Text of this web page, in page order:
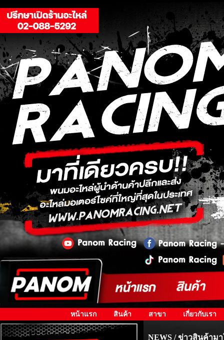
หน้าแรก สินค้า สาขา เกี่ยวกับเรา
NEWS / ข่าวสินค้าม